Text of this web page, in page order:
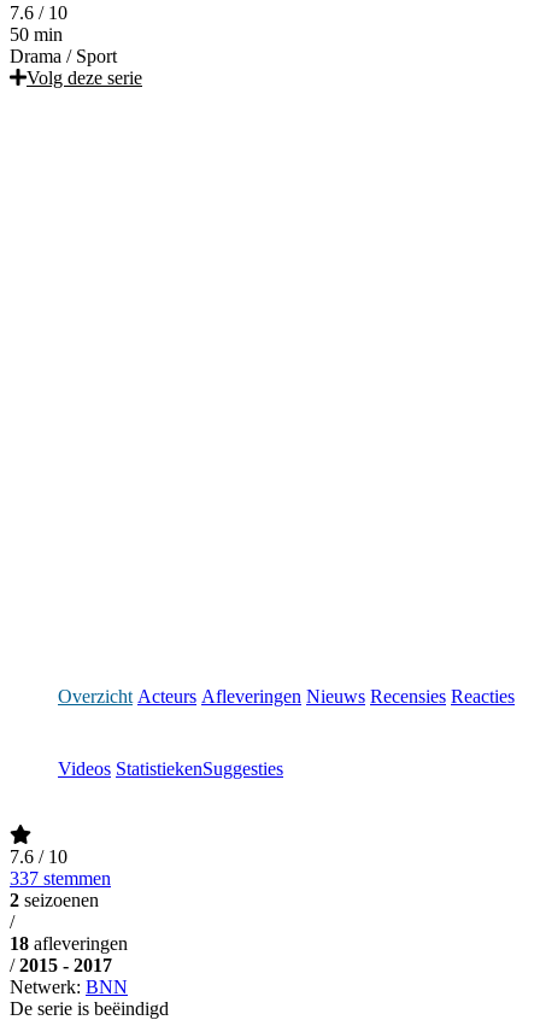
7.6 / 10
50 min
Drama / Sport
Volg deze serie
Overzicht Acteurs Afleveringen Nieuws Recensies Reacties
Videos StatistiekenSuggesties
7.6 / 10
337 stemmen
2 seizoenen
/
18 afleveringen
/ 2015 - 2017
Netwerk: BNN
De serie is beëindigd